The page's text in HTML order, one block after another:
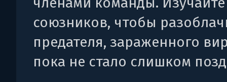
союзников, чтобы
предателя, зараженного
пока не стало слишком